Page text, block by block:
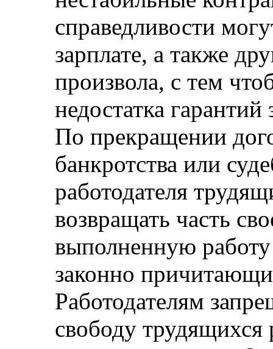
справедливости
зарплате, а также
произвола, с тем
недостатка гарантий
По прекращении
банкротства или
работодателя
возвращать часть
выполненную
законно
Работодателям
свободу трудящихся